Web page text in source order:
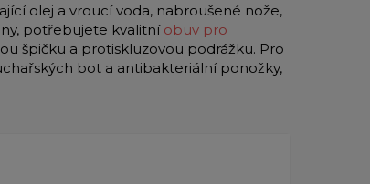
olej a vroucí voda, nabroušené nože,
potřebujete kvalitní obuv pro
špičku a protiskluzovou podrážku. Pro
bot a antibakteriální ponožky,